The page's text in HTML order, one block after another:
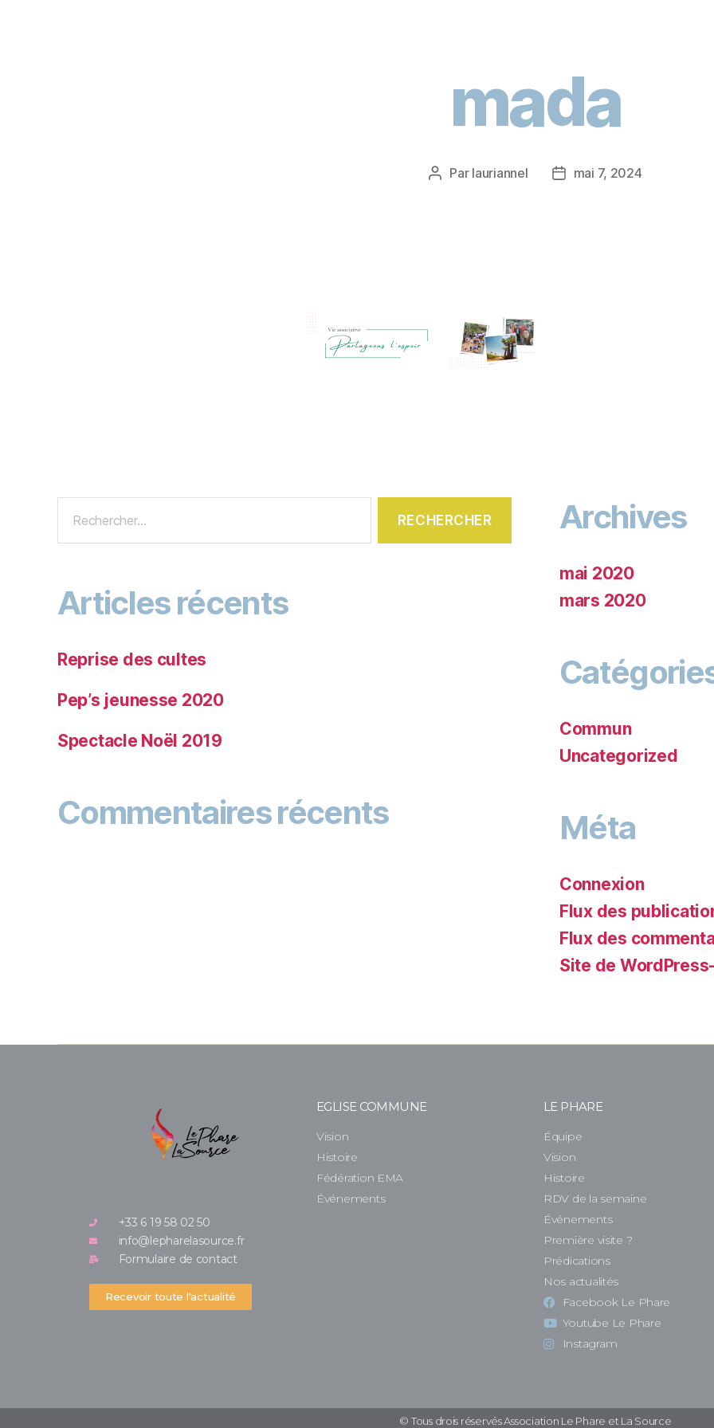
mada
Par lauriannel mai 7, 2024
Articles récents
Reprise des cultes
Pep’s jeunesse 2020
Spectacle Noël 2019
Commentaires récents
Archives
mai 2020
mars 2020
Commun
Uncategorized
Méta
Connexion
Flux des
Flux des
Site de
+33 6 19 58 02 50
info@lepharelasource.fr
Formulaire de contact
Recevoir toute l'actualité
EGLISE COMMUNE
Vision
Histoire
Fédération EMA
Événements
LE PHARE
Équipe
Vision
Histoire
RDV de la semaine
Événements
Première visite ?
Prédications
Nos actualités
Facebook Le Phare
Youtube Le Phare
Instagram
© Tous drois réservés Association Le Phare et La Source